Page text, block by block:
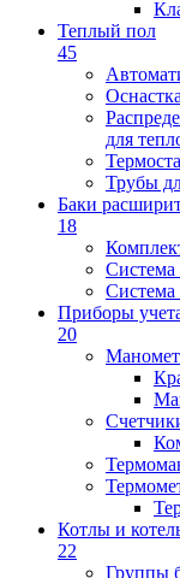
Теплый пол
45
для
Трубы
Баки
18
Система
Система
Приборы
20
Котлы и
22
Группы